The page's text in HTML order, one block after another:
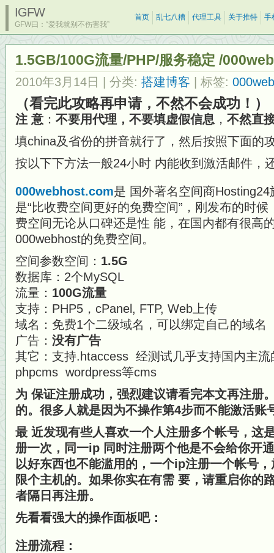
IGFW
GFW曰：“爱我就别不伤害我”
首页 乱七八糟 代理工具 关于推特 手
1.5GB/100G流量/PHP/服务稳定 /
2010年3月14日 | 分类: 搭建博客 | 标签:
（看完此攻略再申请，不然不会成功！）
注 意 ： 不要用代理，不要填虚假信息 ， 不然直
填china及省份的拼音就行了，然后按照下面的
按以下下方法一般24小时 内能收到激活邮件，
000webhost.com是 国外著名空间商
是“比收费空间更好的免费空间”，刚发布的时
费空间无论从口碑还是性 能，在国内都有很高
000webhost的免费空间。
空间参数空间： 1.5G
数据库：2个MySQL
流量： 100G流量
支持：PHP5，cPanel, FTP, Web上传
域名：免费1个二级域名，可以绑定自己的域名
广告： 没有广告
其它：支持.htaccess 经测试几乎支持国内主
phpcms wordpress等cms
为 保证注册成功，强烈建议请看完本文再注册
的。很多人就是因为不操作第4步而不能激活账
最 近发现有些人喜欢一个人注册多个帐号，这
册一次，同一ip 同时注册两个他是不会给你开
以好东西也不能滥用的，一个ip注册一个帐号
限个主机的。如果你实在有需 要，请重启你的
者隔日再注册。
先看看强大的操作面板吧：
注册流程：